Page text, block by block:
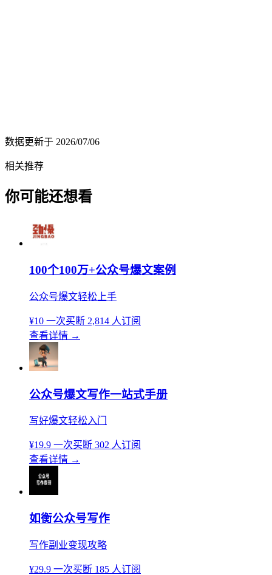
数据更新于 2026/07/06
相关推荐
你可能还想看
100个100万+公众号爆文案例
公众号爆文轻松上手
¥10 一次买断 2,814 人订阅
查看详情 →
公众号爆文写作一站式手册
写好爆文轻松入门
¥19.9 一次买断 302 人订阅
查看详情 →
如衡公众号写作
写作副业变现攻略
¥29.9 一次买断 185 人订阅